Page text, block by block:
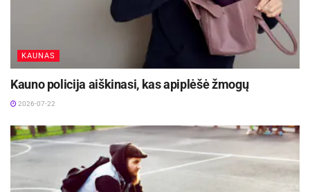
sodyboje kanapių plantaciją
2026-07-23
Šaltinis: Utenos apskrities VPK
KAUNAS
Kauno policija aiškinasi, kas apiplėšė žmogų
2026-07-22